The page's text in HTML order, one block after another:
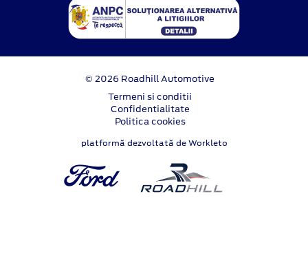
© 2026 Roadhill Automotive
Termeni si conditii
Confidentialitate
Politica cookies
platformă dezvoltată de Workleto